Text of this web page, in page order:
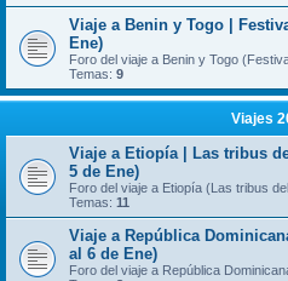
Viaje a Benin y Togo |
Ene)
Foro del viaje a Benin y Togo
Temas: 9
Viajes
Viaje a Etiopía | Las tribus
5 de Ene)
Foro del viaje a Etiopía (Las tribus
Temas: 11
Viaje a República
al 6 de Ene)
Foro del viaje a República